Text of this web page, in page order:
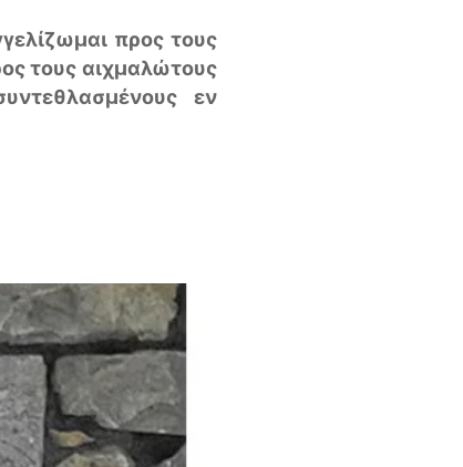
προς τους
τους αιχμαλώτους
εν